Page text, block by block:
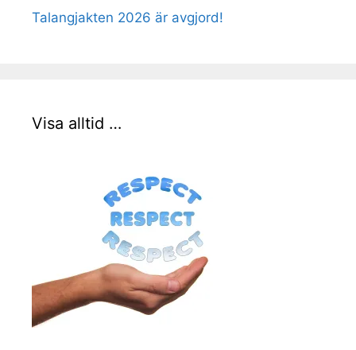
Talangjakten 2026 är avgjord!
Visa alltid …